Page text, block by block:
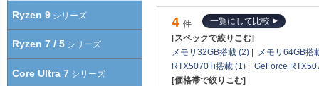
4 件
一覧にして比較
[スペックで絞りこむ]
メモリ32GB搭載 (2) |
メモリ64GB搭
RTX5070Ti搭載 (1) | GeForce
[価格帯で絞りこむ]
Ryzen 9 シリーズ
Ryzen 7 / 5 シリーズ
Core Ultra 7 シリーズ